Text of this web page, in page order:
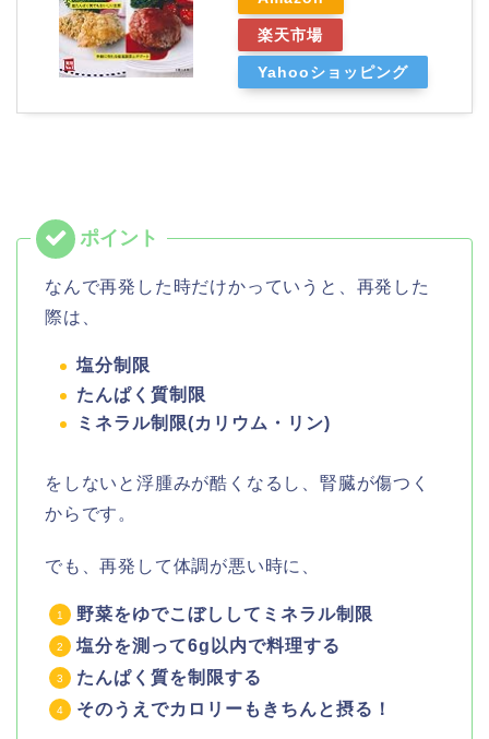
楽天市場
Yahooショッピング
なんで再発した時だけかっていうと、再発した
際は、
塩分制限
たんぱく質制限
ミネラル制限(カリウム・リン)
をしないと浮腫みが酷くなるし、腎臓が傷つく
からです。
でも、再発して体調が悪い時に、
野菜をゆでこぼししてミネラル制限
塩分を測って6g以内で料理する
たんぱく質を制限する
そのうえでカロリーもきちんと摂る！